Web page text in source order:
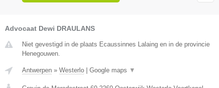
Advocaat Dewi DRAULANS
Niet gevestigd in de plaats Ecaussinnes Lalaing en in de provincie
Henegouwen.
Antwerpen » Westerlo Google maps ▼